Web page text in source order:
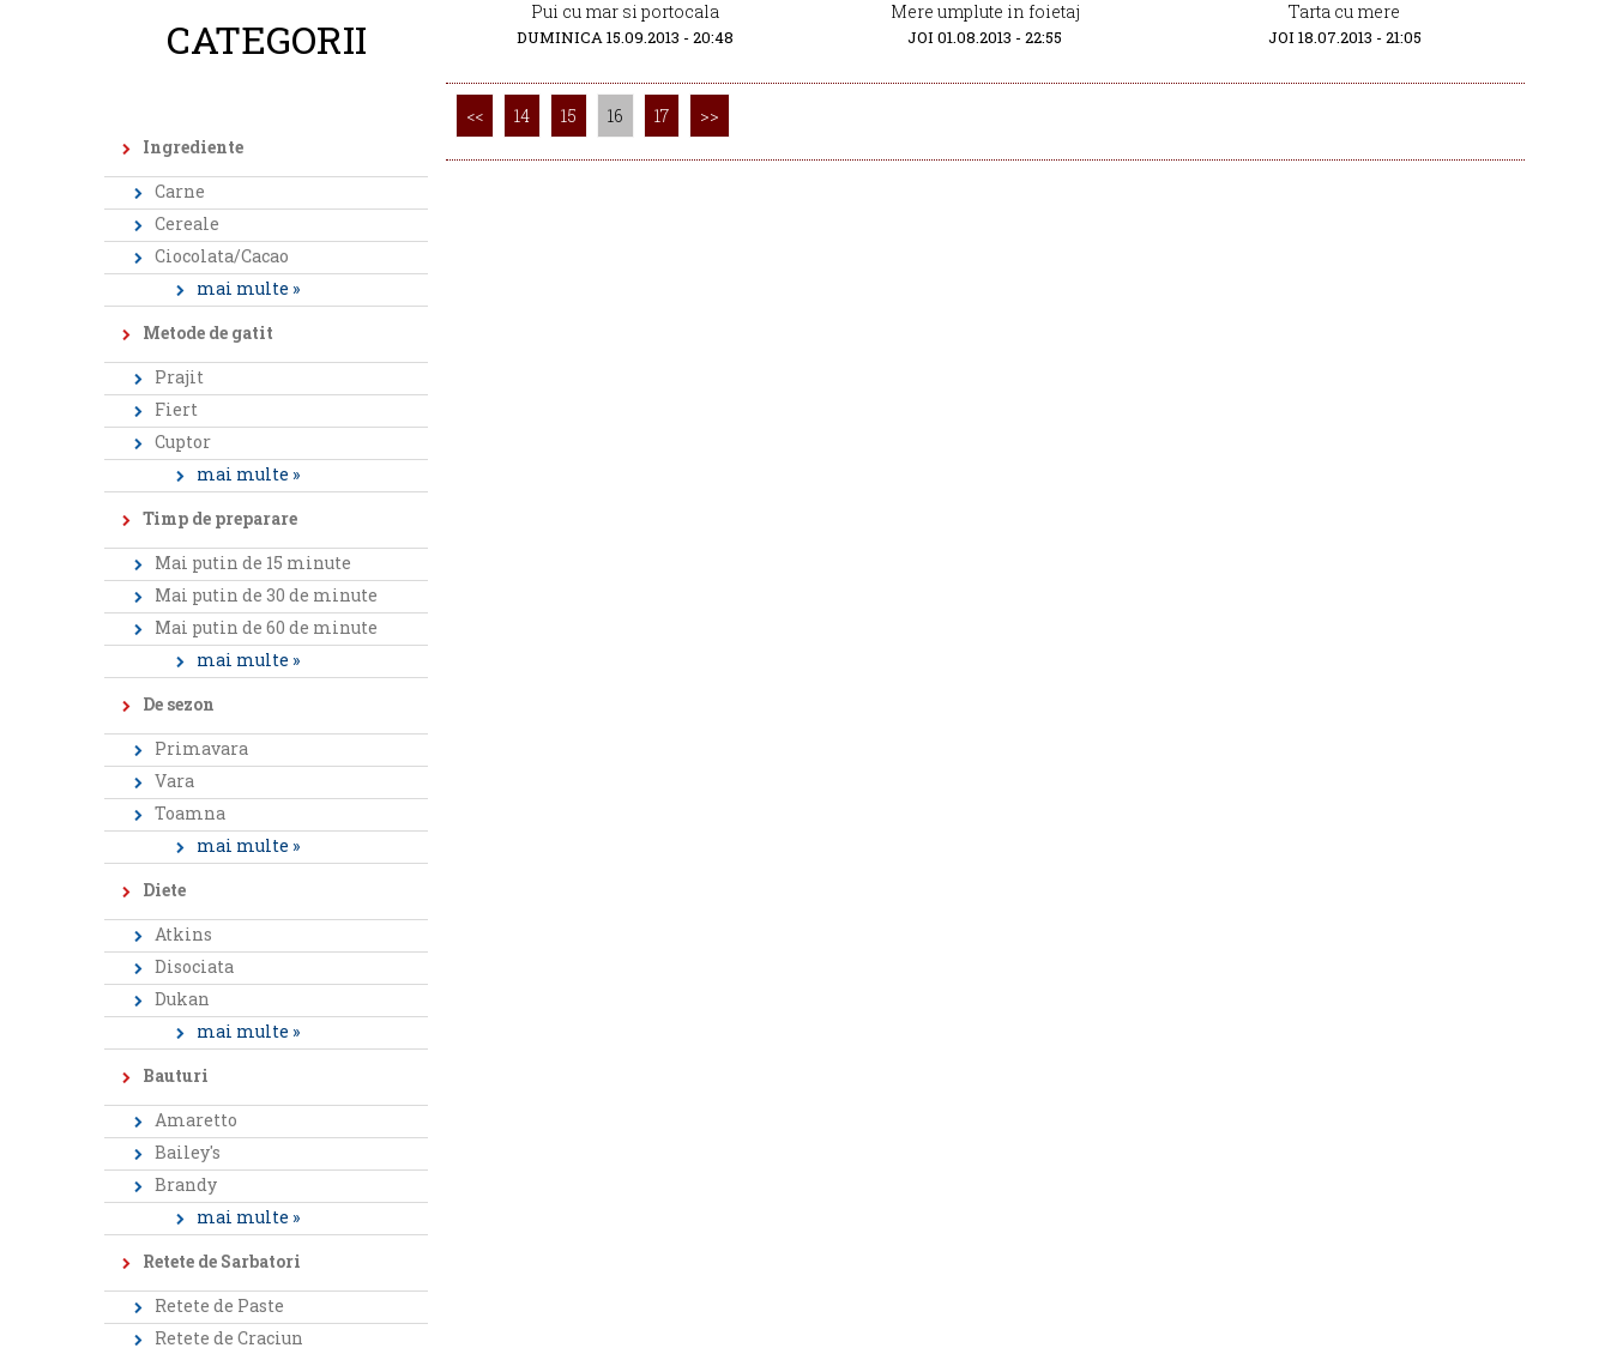
CATEGORII
Ingrediente
Carne
Cereale
Ciocolata/Cacao
mai multe »
Metode de gatit
Prajit
Fiert
Cuptor
mai multe »
Timp de preparare
Mai putin de 15 minute
Mai putin de 30 de minute
Mai putin de 60 de minute
mai multe »
De sezon
Primavara
Vara
Toamna
mai multe »
Diete
Atkins
Disociata
Dukan
mai multe »
Bauturi
Amaretto
Bailey's
Brandy
mai multe »
Retete de Sarbatori
Retete de Paste
Retete de Craciun
Pui cu mar si portocala
DUMINICA 15.09.2013 - 20:48
Mere umplute in foietaj
JOI 01.08.2013 - 22:55
Tarta cu mere
JOI 18.07.2013 - 21:05
<< 14 15 16 17 >>